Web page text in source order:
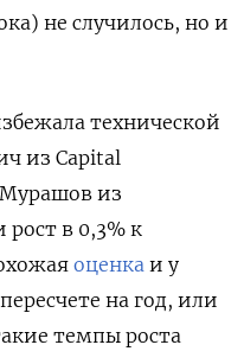
не случилось, но и
технической
из Capital
Мурашов из
в 0,3% к
оценка и у
на год, или
темпы роста